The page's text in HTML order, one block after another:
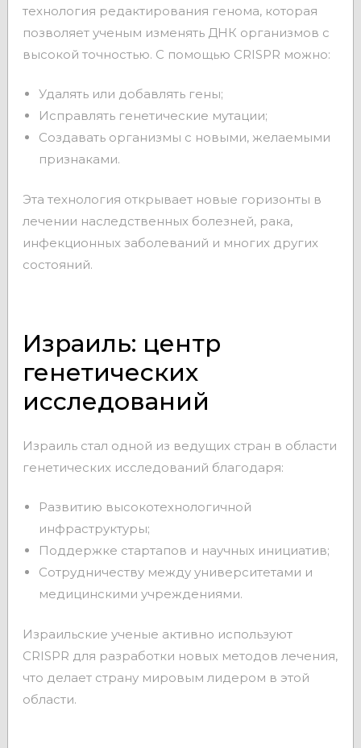
технология редактирования генома, которая
позволяет ученым изменять ДНК организмов с
высокой точностью. С помощью CRISPR можно:
Удалять или добавлять гены;
Исправлять генетические мутации;
Создавать организмы с новыми, желаемыми
признаками.
Эта технология открывает новые горизонты в
лечении наследственных болезней, рака,
инфекционных заболеваний и многих других
состояний.
Израиль: центр
генетических
исследований
Израиль стал одной из ведущих стран в области
генетических исследований благодаря:
Развитию высокотехнологичной
инфраструктуры;
Поддержке стартапов и научных инициатив;
Сотрудничеству между университетами и
медицинскими учреждениями.
Израильские ученые активно используют
CRISPR для разработки новых методов лечения,
что делает страну мировым лидером в этой
области.